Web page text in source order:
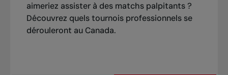
aimeriez assister à des matchs palpitants ?
Découvrez quels tournois professionnels se
dérouleront au Canada.